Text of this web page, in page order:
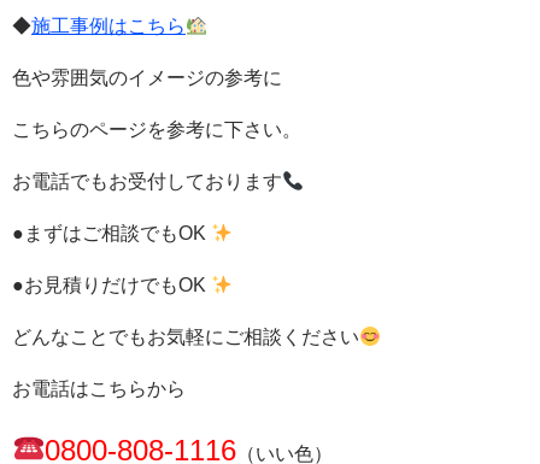
◆施工事例はこちら
色や雰囲気のイメージの参考に
こちらのページを参考に下さい。
お電話でもお受付しております
●まずはご相談でもOK
●お見積りだけでもOK
どんなことでもお気軽にご相談ください
お電話はこちらから
0800-808-1116 （いい色）